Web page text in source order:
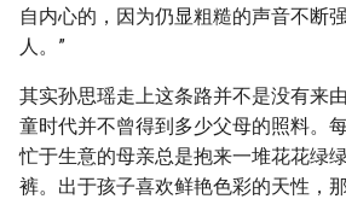
自内心的，因为仍显粗糙的声音不断
人。”
其实孙思瑶走上这条路并不是没有来
童时代并不曾得到多少父母的照料。
忙于生意的母亲总是抱来一堆花花绿
裤。出于孩子喜欢鲜艳色彩的天性，